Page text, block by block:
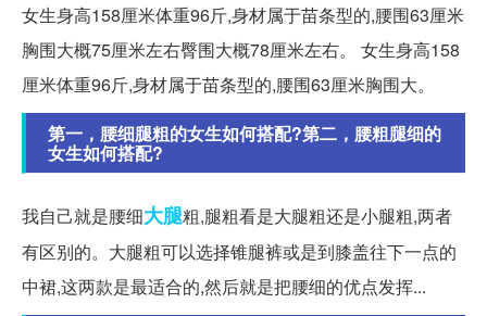
女生身高158厘米体重96斤,身材属于苗条型的,腰围63厘米
胸围大概75厘米左右臀围大概78厘米左右。 女生身高158
厘米体重96斤,身材属于苗条型的,腰围63厘米胸围大。
第一，腰细腿粗的女生如何搭配?第二，腰粗腿细的
女生如何搭配?
我自己就是腰细大腿粗,腿粗看是大腿粗还是小腿粗,两者
有区别的。大腿粗可以选择锥腿裤或是到膝盖往下一点的
中裙,这两款是最适合的,然后就是把腰细的优点发挥...